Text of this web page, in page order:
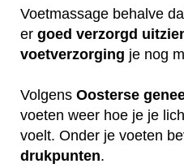
Voetmassage behalve
er goed verzorgd
voetverzorging je nog
Volgens Oosterse
voeten weer hoe je je
voelt. Onder je voeten
drukpunten.